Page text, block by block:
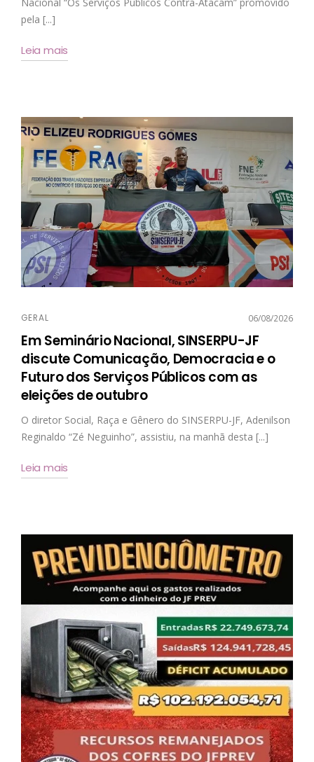
pela [...]
Leia mais
GERAL 06/08/2026
Em Seminário Nacional, SINSERPU-JF
discute Comunicação, Democracia e o
Futuro dos Serviços Públicos com as
eleições de outubro
O diretor Social, Raça e Gênero do SINSERPU-JF, Adenilson
Reginaldo “Zé Neguinho”, assistiu, na manhã desta [...]
Leia mais